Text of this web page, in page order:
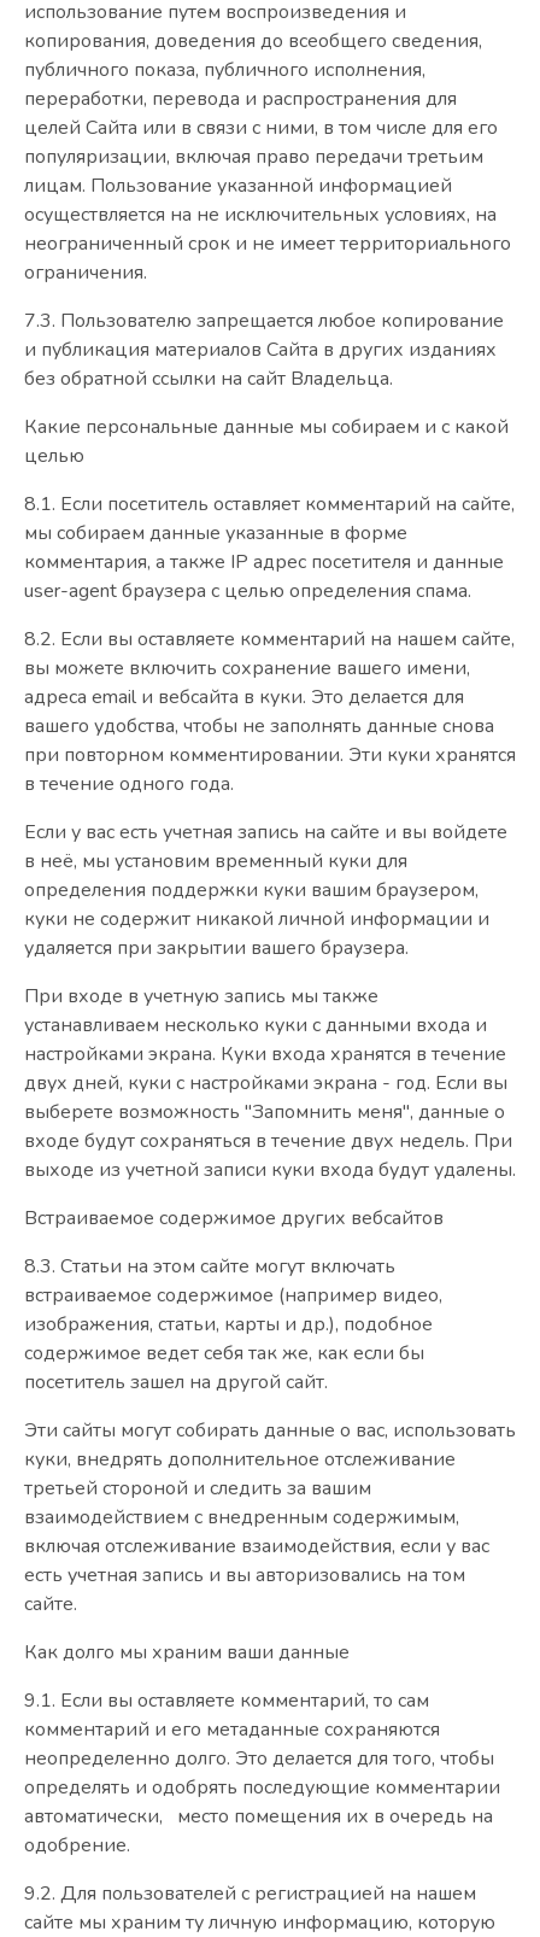
использование путем воспроизведения и
копирования, доведения до всеобщего сведения,
публичного показа, публичного исполнения,
переработки, перевода и распространения для
целей Сайта или в связи с ними, в том числе для его
популяризации, включая право передачи третьим
лицам. Пользование указанной информацией
осуществляется на не исключительных условиях, на
неограниченный срок и не имеет территориального
ограничения.
7.3. Пользователю запрещается любое копирование
и публикация материалов Сайта в других изданиях
без обратной ссылки на сайт Владельца.
Какие персональные данные мы собираем и с какой
целью
8.1. Если посетитель оставляет комментарий на сайте,
мы собираем данные указанные в форме
комментария, а также IP адрес посетителя и данные
user-agent браузера с целью определения спама.
8.2. Если вы оставляете комментарий на нашем сайте,
вы можете включить сохранение вашего имени,
адреса email и вебсайта в куки. Это делается для
вашего удобства, чтобы не заполнять данные снова
при повторном комментировании. Эти куки хранятся
в течение одного года.
Если у вас есть учетная запись на сайте и вы войдете
в неё, мы установим временный куки для
определения поддержки куки вашим браузером,
куки не содержит никакой личной информации и
удаляется при закрытии вашего браузера.
При входе в учетную запись мы также
устанавливаем несколько куки с данными входа и
настройками экрана. Куки входа хранятся в течение
двух дней, куки с настройками экрана - год. Если вы
выберете возможность "Запомнить меня", данные о
входе будут сохраняться в течение двух недель. При
выходе из учетной записи куки входа будут удалены.
Встраиваемое содержимое других вебсайтов
8.3. Статьи на этом сайте могут включать
встраиваемое содержимое (например видео,
изображения, статьи, карты и др.), подобное
содержимое ведет себя так же, как если бы
посетитель зашел на другой сайт.
Эти сайты могут собирать данные о вас, использовать
куки, внедрять дополнительное отслеживание
третьей стороной и следить за вашим
взаимодействием с внедренным содержимым,
включая отслеживание взаимодействия, если у вас
есть учетная запись и вы авторизовались на том
сайте.
Как долго мы храним ваши данные
9.1. Если вы оставляете комментарий, то сам
комментарий и его метаданные сохраняются
неопределенно долго. Это делается для того, чтобы
определять и одобрять последующие комментарии
автоматически, место помещения их в очередь на
одобрение.
9.2. Для пользователей с регистрацией на нашем
сайте мы храним ту личную информацию, которую